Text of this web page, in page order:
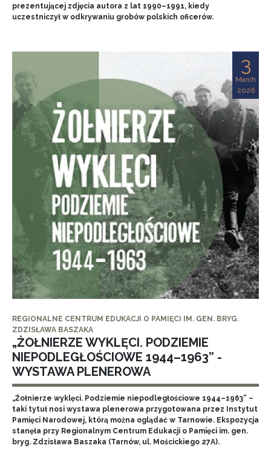
prezentującej zdjęcia autora z lat 1990–1991, kiedy
uczestniczył w odkrywaniu grobów polskich oficerów.
3
March
2026
REGIONALNE CENTRUM EDUKACJI O PAMIĘCI IM. GEN. BRYG.
ZDZISŁAWA BASZAKA
„ŻOŁNIERZE WYKLĘCI. PODZIEMIE
NIEPODLEGŁOŚCIOWE 1944–1963” -
WYSTAWA PLENEROWA
„Żołnierze wyklęci. Podziemie niepodległościowe 1944–1963” –
taki tytuł nosi wystawa plenerowa przygotowana przez Instytut
Pamięci Narodowej, którą można oglądać w Tarnowie. Ekspozycja
stanęła przy Regionalnym Centrum Edukacji o Pamięci im. gen.
bryg. Zdzisława Baszaka (Tarnów, ul. Mościckiego 27A).